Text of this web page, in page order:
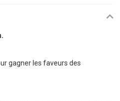
gagner les faveurs des